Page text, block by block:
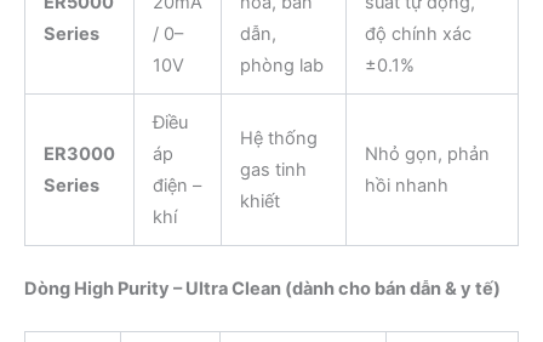
Series
/ 0–
10V
dẫn,
phòng lab
độ chính xác
±0.1%
ER3000
Series
Điều
áp
điện –
khí
Hệ thống
gas tinh
khiết
Nhỏ gọn, phản
hồi nhanh
Dòng High Purity – Ultra Clean (dành cho bán dẫn & y tế)